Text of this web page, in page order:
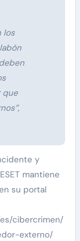
los
que
y
mantiene
su portal
cibercrimen/
externo/